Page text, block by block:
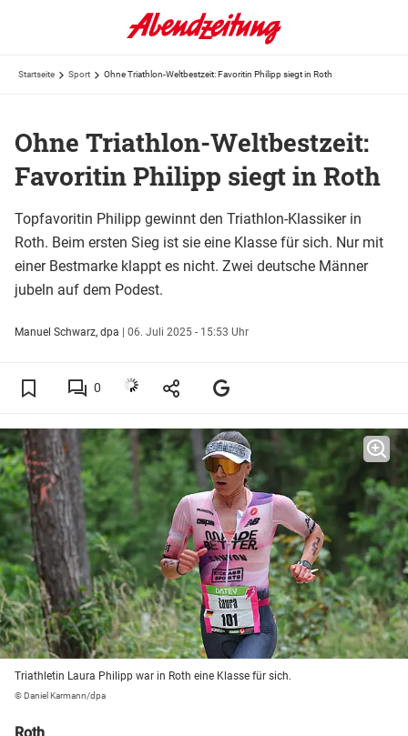
Startseite Sport Ohne Triathlon-Weltbestzeit: Favoritin Philipp siegt in Roth
Ohne Triathlon-Weltbestzeit:
Favoritin Philipp siegt in Roth
Topfavoritin Philipp gewinnt den Triathlon-Klassiker in
Roth. Beim ersten Sieg ist sie eine Klasse für sich. Nur mit
einer Bestmarke klappt es nicht. Zwei deutsche Männer
jubeln auf dem Podest.
Manuel Schwarz, dpa | 06. Juli 2025 - 15:53 Uhr
0
Triathletin Laura Philipp war in Roth eine Klasse für sich.
© Daniel Karmann/dpa